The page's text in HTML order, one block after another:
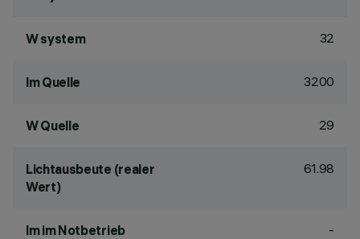
W system 32
lm Quelle 3200
W Quelle 29
Lichtausbeute (realer
Wert)
61.98
lm im Notbetrieb -